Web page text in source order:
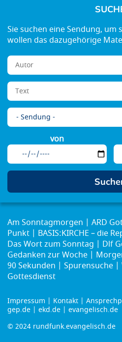
von
Am Sonntagmorgen ARD
Punkt
BASIS:KIRCHE – die
Das Wort zum Sonntag
Dlf
Gedanken zur Woche
90 Sekunden
Spurensuche
Gottesdienst
Footer
menu
Impressum Kontakt
gep.de
ekd.de
evangelisch.de
© 2024 rundfunk.evangelisch.de